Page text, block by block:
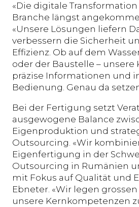
«Die digitale
Branche längst
«Unsere Lösungen liefern
verbessern die Sicherheit
Effizienz. Ob auf dem
oder der Baustelle – unsere
präzise Informationen und
Bedienung. Genau da
Bei der Fertigung setzt
ausgewogene Balance
Eigenproduktion und
Outsourcing. «Wir
Eigenfertigung in der
Outsourcing in Rumänien
mit Fokus auf Qualität und
Ebneter. «Wir legen
unsere Kernkompetenzen